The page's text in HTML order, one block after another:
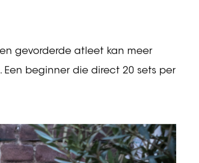
bestaat: meer volume leidt